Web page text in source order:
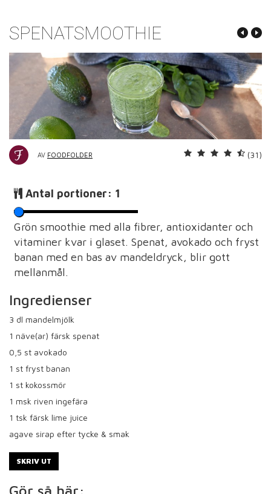
SPENATSMOOTHIE
AV FOODFOLDER (31)
Antal portioner: 1
Grön smoothie med alla fibrer, antioxidanter och
vitaminer kvar i glaset. Spenat, avokado och fryst
banan med en bas av mandeldryck, blir gott
mellanmål.
Ingredienser
3 dl mandelmjölk
1 näve(ar) färsk spenat
0,5 st avokado
1 st fryst banan
1 st kokossmör
1 msk riven ingefära
1 tsk färsk lime juice
agave sirap efter tycke & smak
SKRIV UT
Gör så här: